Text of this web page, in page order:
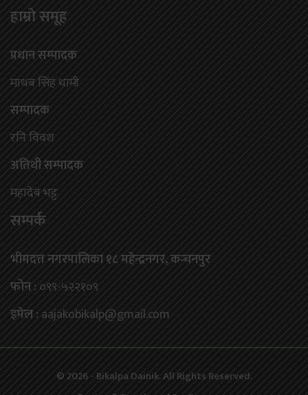
हाम्राे समूह
प्रधान सम्पादक
माधब सिंह धामी
सम्पादक
रनि विवश
अतिथी सम्पादक
महादेब भट्ट
सम्पर्क
भीमदत्त नगरपालिका १८ महेन्द्रनगर, कन्चनपुर
फोन : ०९९-५२२१०९
इमेल : aajakobikalp@gmail.com
© 2026 - Bikalpa Dainik. All Rights Reserved.